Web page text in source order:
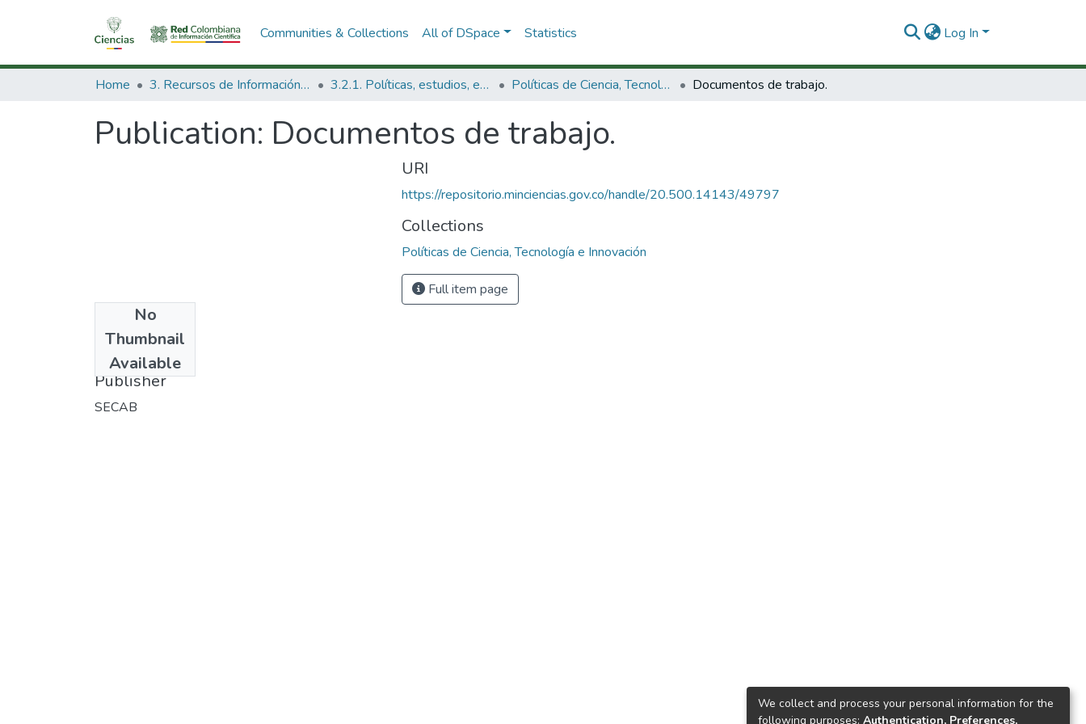
Communities & Collections All of DSpace Statistics Log In
Home 3. Recursos de Información Científica y Tecnológica 3.2.1. Políticas, estudios, evaluaciones e indicadores de CTeI Políticas de Ciencia, Tecnología e Innovación Documentos de trabajo.
Publication: Documentos de trabajo.
No
Thumbnail
Available
1978
Publisher
SECAB
URI
https://repositorio.minciencias.gov.co/handle/20.500.14143/49797
Collections
Políticas de Ciencia, Tecnología e Innovación
Full item page
We collect and process your personal information for the
following purposes: Authentication, Preferences,